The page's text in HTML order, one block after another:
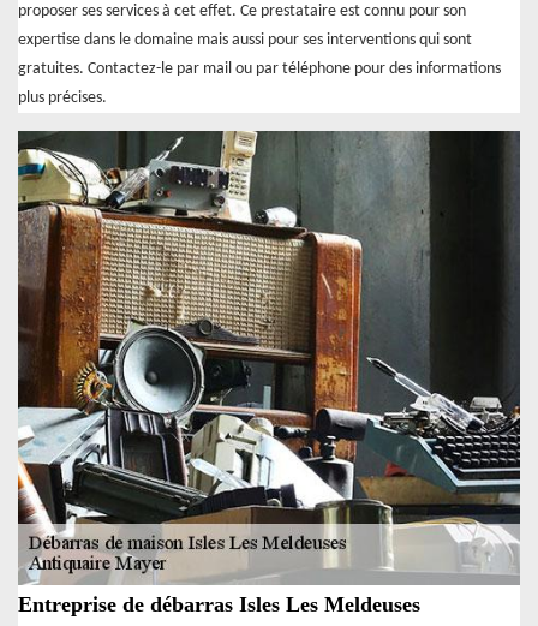
proposer ses services à cet effet. Ce prestataire est connu pour son
expertise dans le domaine mais aussi pour ses interventions qui sont
gratuites. Contactez-le par mail ou par téléphone pour des informations
plus précises.
Entreprise de débarras Isles Les Meldeuses